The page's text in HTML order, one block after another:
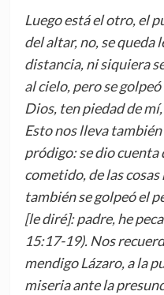
Luego está el otro, el
del altar, no, se queda
distancia, ni siquiera
al cielo, pero se
Dios, ten piedad de
Esto nos lleva
pródigo: se dio cuenta
cometido, de las
también se golpeó el
[le diré]: padre, he
15:17-19). Nos
mendigo Lázaro, a la
miseria ante la